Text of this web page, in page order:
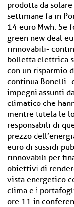
prodotta da
settimane fa in
14 euro Mwh. Se
green new deal
rinnovabili-
bolletta elettrica
con un risparmio
continua Bonelli-
impegni assunti
climatico che
mentre tutela le
responsabili di
prezzo
euro di sussidi
rinnovabili per
obiettivi di
vista energetico
clima e i
ore 11 in